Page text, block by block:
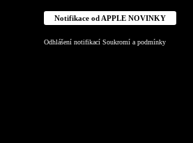
Notifikace od APPLE NOVINKY
Odhlášení notifikací Soukromí a podmínky